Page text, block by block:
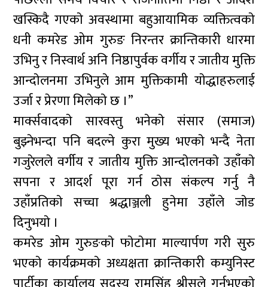
खस्किदै गएकाे अवस्थामा बहुआयामिक व्यक्तित्वकाे
धनी कमरेड ओम गुरुङ निरन्तर क्रान्तिकारी धारमा
उभिनु र निस्वार्थ अनि निष्ठापुर्वक वर्गीय र जातीय मुक्ति
आन्दाेलनमा उभिनुले आम मुक्तिकामी याेद्धाहरुलाई
उर्जा र प्रेरणा मिलेकाे छ ।”
मार्क्सवादकाे सारवस्तु भनेकाे संसार (समाज)
बुझ्नेभन्दा पनि बदल्ने कुरा मुख्य भएकाे भन्दै नेता
गजुरेलले वर्गीय र जातीय मुक्ति आन्दाेलनकाे उहाँकाे
सपना र आदर्श पूरा गर्न ठाेस संकल्प गर्नु नै
उहाँप्रतिकाे सच्चा श्रद्धाञ्जली हुनेमा उहाँले जाेड
दिनुभयाे ।
कमरेड ओम गुरुङकाे फाेटाेमा माल्यार्पण गरी सुरु
भएकाे कार्यक्रमकाे अध्यक्षता क्रान्तिकारी कम्युनिस्ट